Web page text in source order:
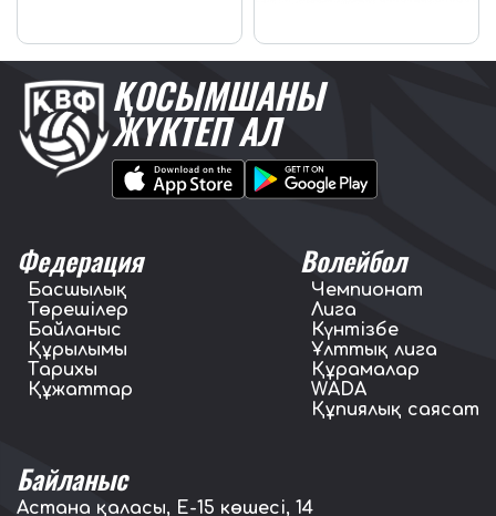
ҚОСЫМШАНЫ
ЖҮКТЕП АЛ
Федерация
Басшылық
Төрешілер
Байланыс
Құрылымы
Тарихы
Құжаттар
Волейбол
Чемпионат
Лига
Күнтізбе
Ұлттық лига
Құрамалар
WADA
Құпиялық саясат
Байланыс
Астана қаласы, E-15 көшесі, 14